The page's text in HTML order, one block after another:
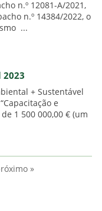
n.º 12081-A/2021,
n.º 14384/2022, o
...
2023
+ Sustentável
e
1 500 000,00 € (um
»